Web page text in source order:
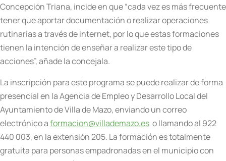
Concepción Triana, incide en que “cada vez es más frecuente
tener que aportar documentación o realizar operaciones
rutinarias a través de internet, por lo que estas formaciones
tienen la intención de enseñar a realizar este tipo de
acciones”, añade la concejala.
La inscripción para este programa se puede realizar de forma
presencial en la Agencia de Empleo y Desarrollo Local del
Ayuntamiento de Villa de Mazo, enviando un correo
electrónico aformacion@villademazo.es o llamando al 922
440 003, en la extensión 205. La formación es totalmente
gratuita para personas empadronadas en el municipio con